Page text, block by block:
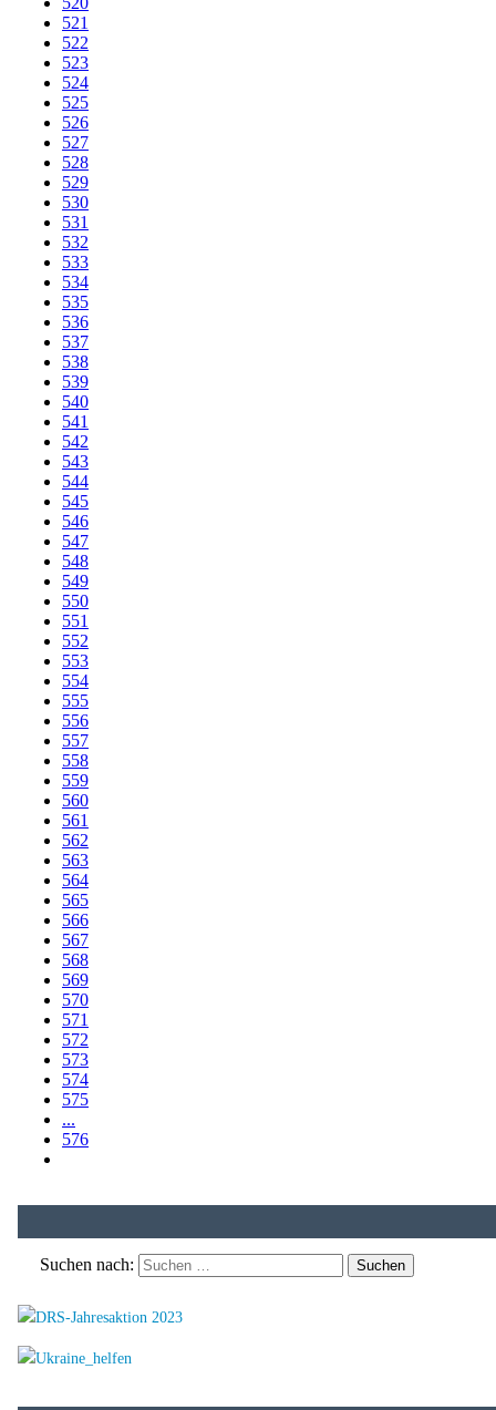
521
522
523
524
525
526
527
528
529
530
531
532
533
534
535
536
537
538
539
540
541
542
543
544
545
546
547
548
549
550
551
552
553
554
555
556
557
558
559
560
561
562
563
564
565
566
567
568
569
570
571
572
573
574
575
...
576
Suchen nach: